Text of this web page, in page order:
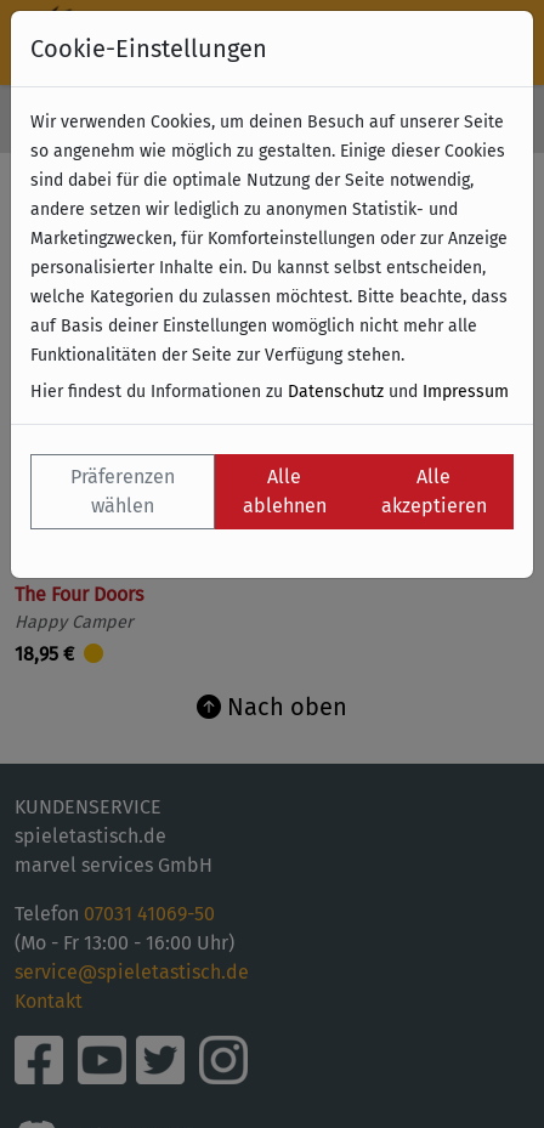
Kostenloser Versand & Retoure ab 49 € (innerhalb Deutschlands)
Filter anzeigen
Name
The Four Doors
Happy Camper
18,95 €
Nach oben
KUNDENSERVICE
spieletastisch.de
marvel services GmbH
Telefon 07031 41069-50
(Mo - Fr 13:00 - 16:00 Uhr)
service@spieletastisch.de
Kontakt
Cookie-Einstellungen
Wir verwenden Cookies, um deinen Besuch auf unserer Seite
so angenehm wie möglich zu gestalten. Einige dieser Cookies
sind dabei für die optimale Nutzung der Seite notwendig,
andere setzen wir lediglich zu anonymen Statistik- und
Marketingzwecken, für Komforteinstellungen oder zur Anzeige
personalisierter Inhalte ein. Du kannst selbst entscheiden,
welche Kategorien du zulassen möchtest. Bitte beachte, dass
auf Basis deiner Einstellungen womöglich nicht mehr alle
Funktionalitäten der Seite zur Verfügung stehen.
Hier findest du Informationen zu Datenschutz und Impressum
Präferenzen
wählen
Alle
ablehnen
Alle
akzeptieren